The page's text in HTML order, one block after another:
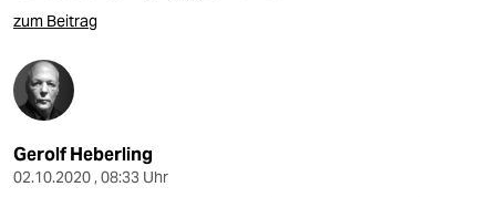
zum Beitrag
Gerolf Heberling
02.10.2020 , 08:33 Uhr